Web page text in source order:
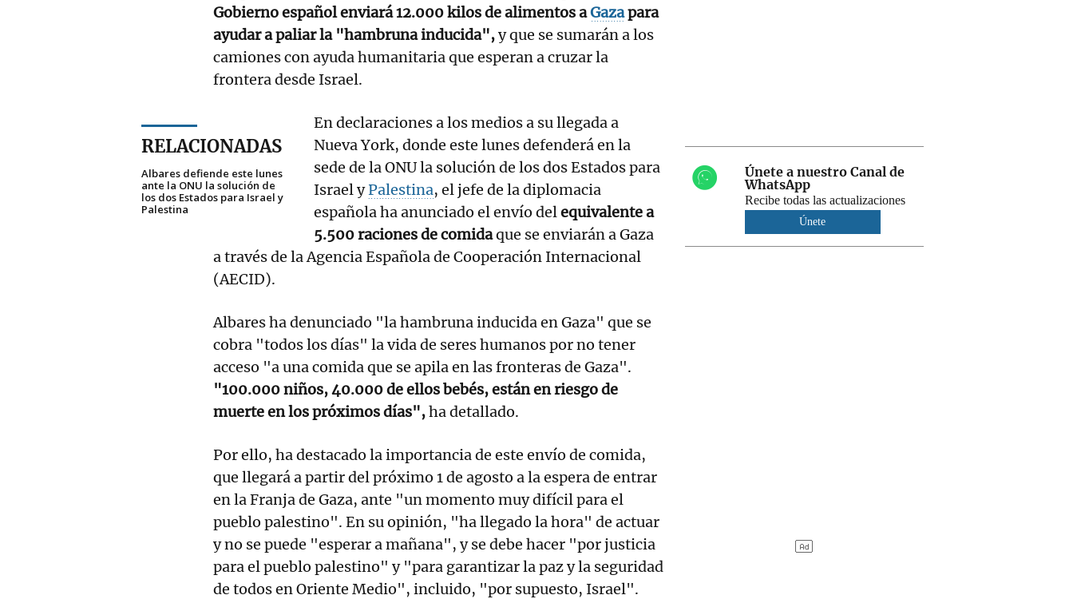
Gobierno español enviará 12.000 kilos de alimentos aGazapara
ayudar a paliar la "hambruna inducida",y que se sumarán a los
camiones con ayuda humanitaria que esperan a cruzar la
frontera desde Israel.
RELACIONADAS
Albares defiende este lunes
ante la ONU la solución de
los dos Estados para Israel y
Palestina
En declaraciones a los medios a su llegada a
Nueva York, donde este lunes defenderá en la
sede de la ONU la solución de los dos Estados para
Israel yPalestina, el jefe de la diplomacia
española ha anunciado el envío delequivalente a
5.500 raciones de comidaque se enviarán a Gaza
a través de la Agencia Española de Cooperación Internacional
(AECID).
Albares ha denunciado "la hambruna inducida en Gaza" que se
cobra "todos los días" la vida de seres humanos por no tener
acceso "a una comida que se apila en las fronteras de Gaza".
"100.000 niños, 40.000 de ellos bebés, están en riesgo de
muerte en los próximos días",ha detallado.
Por ello, ha destacado la importancia de este envío de comida,
que llegará a partir del próximo 1 de agosto a la espera de entrar
en la Franja de Gaza, ante "un momento muy difícil para el
pueblo palestino". En su opinión, "ha llegado la hora" de actuar
y no se puede "esperar a mañana", y se debe hacer "por justicia
para el pueblo palestino" y "para garantizar la paz y la seguridad
de todos en Oriente Medio", incluido, "por supuesto, Israel".
Únete a nuestro Canal de
WhatsApp
Recibe todas las actualizaciones
Únete